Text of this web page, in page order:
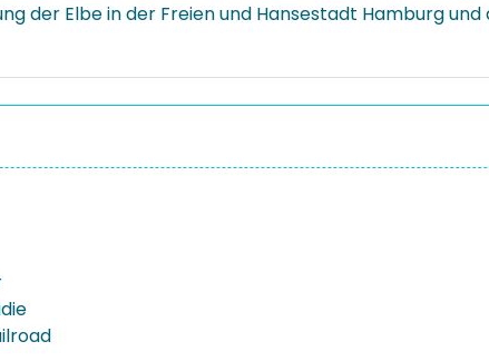
der Elbe in der Freien und Hansestadt Hamburg